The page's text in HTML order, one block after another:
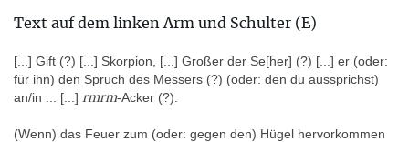
Bruchlinie unterhalb des Gürtels spricht für eine Horusstele).
Torso und Rückenpfeiler sind vollständig mit Texten und
magischen Darstellungen versehen. Es ist nicht ausgeschlossen,
dass die Arme absichtlich beschädigt wurden, vielleicht um dem
Torso ein „klassisches“ Aussehen zu verleihen. Der Torso besaß
an seiner Unterseite eine moderne Eingipsung (sichtbar bei
Ruesch 1911, 128-129), die 1982 entfernt wurde.
Text auf dem linken Arm und Schulter (E)
[ ...] Gift (?) [ ...] Skorpion, [...] Großer der Se[her] (?) [...] er (oder:
für ihn) den Spruch des Messers (?) (oder: den du aussprichst)
an/in ... [...] rmrm-Acker (?).
(Wenn) das Feuer zum (oder: gegen den) Hügel hervorkommen